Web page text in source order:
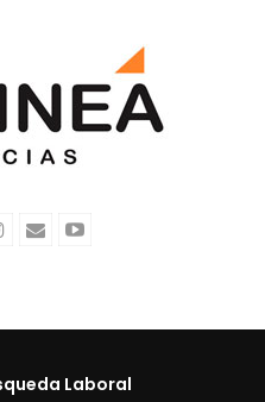
Laboral